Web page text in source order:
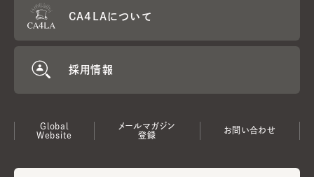
CA4LAについて
採用情報
Global
Website
メールマガジン
登録
お問い合わせ